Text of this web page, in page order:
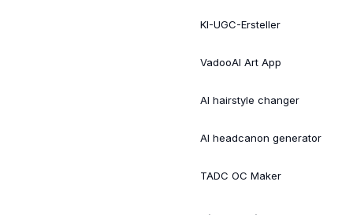
KI-UGC-Ersteller
VadooAI Art App
AI hairstyle changer
AI headcanon generator
TADC OC Maker